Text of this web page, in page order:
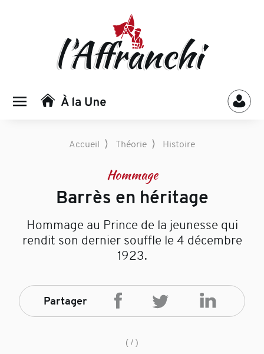
Accueil ⟩ Théorie ⟩ Histoire
Hommage
Barrès en héritage
Hommage au Prince de la jeunesse qui
rendit son dernier souffle le 4 décembre
1923.
Partager
( / )